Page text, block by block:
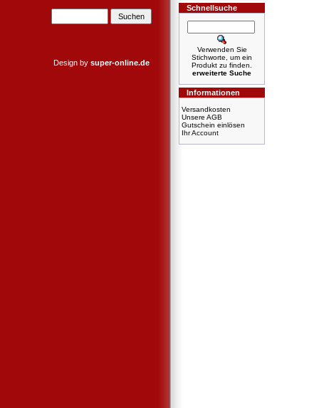
Design by super-online.de
Schnellsuche
Verwenden Sie
Stichworte, um ein
Produkt zu finden.
erweiterte Suche
Informationen
Versandkosten
Unsere AGB
Gutschein einlösen
Ihr Account